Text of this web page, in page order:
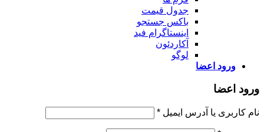
جدول قیمت
باکس جستجو
اینستاگرام فید
آکاردئون
اعضا
یا آدرس ایمیل*